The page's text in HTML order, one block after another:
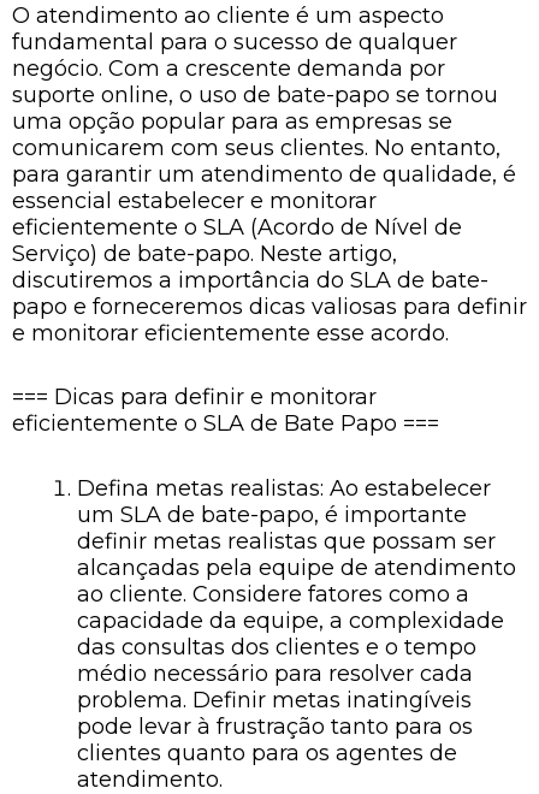
O atendimento ao cliente é um aspecto
fundamental para o sucesso de qualquer
negócio. Com a crescente demanda por
suporte online, o uso de bate-papo se tornou
uma opção popular para as empresas se
comunicarem com seus clientes. No entanto,
para garantir um atendimento de qualidade, é
essencial estabelecer e monitorar
eficientemente o SLA (Acordo de Nível de
Serviço) de bate-papo. Neste artigo,
discutiremos a importância do SLA de bate-
papo e forneceremos dicas valiosas para definir
e monitorar eficientemente esse acordo.
=== Dicas para definir e monitorar
eficientemente o SLA de Bate Papo ===
Defina metas realistas: Ao estabelecer
um SLA de bate-papo, é importante
definir metas realistas que possam ser
alcançadas pela equipe de atendimento
ao cliente. Considere fatores como a
capacidade da equipe, a complexidade
das consultas dos clientes e o tempo
médio necessário para resolver cada
problema. Definir metas inatingíveis
pode levar à frustração tanto para os
clientes quanto para os agentes de
atendimento.